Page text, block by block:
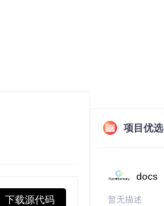
下载源代码
项目优选
docs
暂无描述